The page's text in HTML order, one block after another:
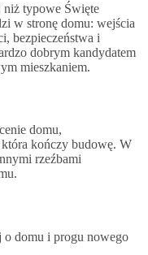
niż typowe Święte
w stronę domu: wejścia
bezpieczeństwa i
dobrym kandydatem
mieszkaniem.
domu,
kończy budowę. W
rzeźbami
domu i progu nowego